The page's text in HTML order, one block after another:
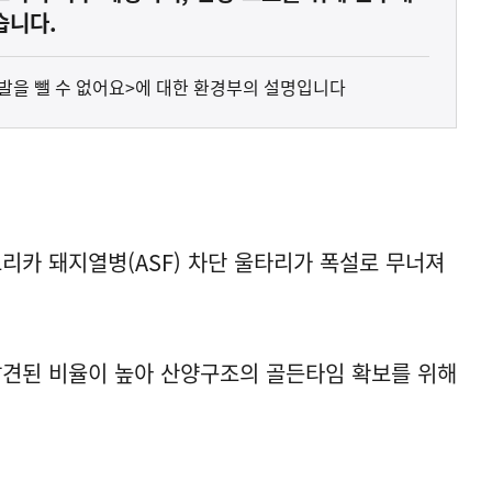
니다.
뺄 수 없어요>에 대한 환경부의 설명입니다
카 돼지열병(ASF) 차단 울타리가 폭설로 무너져
된 비율이 높아 산양구조의 골든타임 확보를 위해